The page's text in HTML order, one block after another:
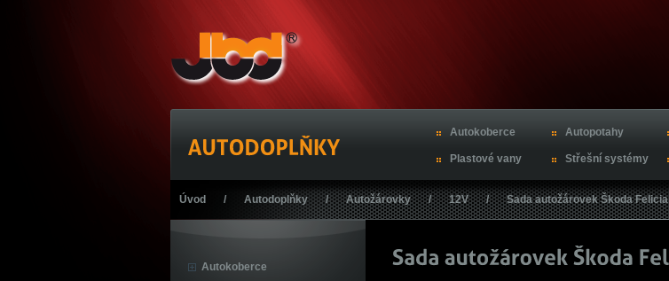
Autokoberce Autopotahy
Plastové vany Střešní systémy
Úvod / Autodoplňky / Autožárovky / 12V / Sada autožárovek Škoda Felicia
Autokoberce